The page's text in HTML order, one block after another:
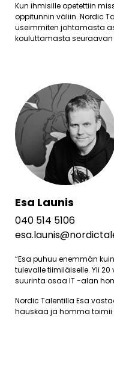
Kun ihmisille opetettiin
oppitunnin väliin. Nordic
useimmiten johtamasta
kouluttamasta seuraavan
Esa Launis
040 514 5106
“Esa puhuu enemmän
tulevalle tiimiläiselle. Yli
suurinta osaa IT -alan
Nordic Talentilla Esa
hauskaa ja homma toimii